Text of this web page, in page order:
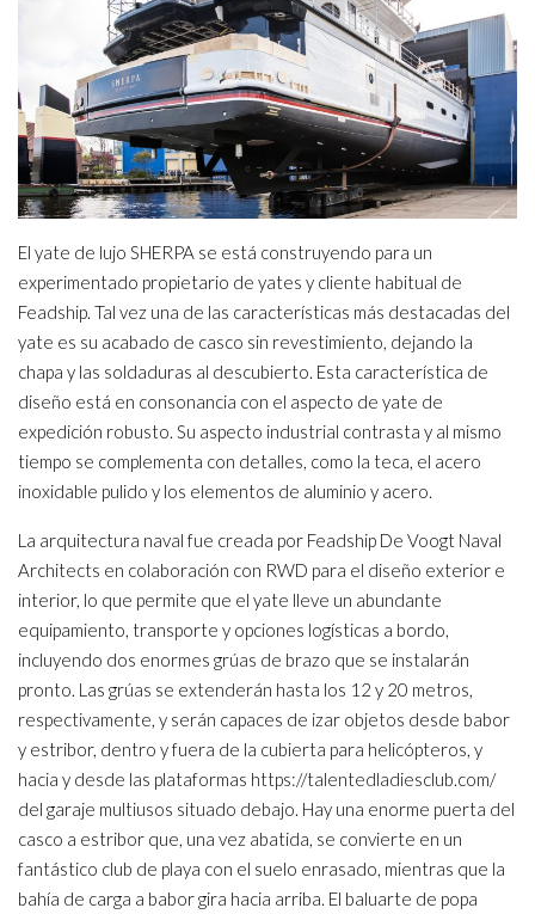
El yate de lujo SHERPA se está construyendo para un
experimentado propietario de yates y cliente habitual de
Feadship. Tal vez una de las características más destacadas del
yate es su acabado de casco sin revestimiento, dejando la
chapa y las soldaduras al descubierto. Esta característica de
diseño está en consonancia con el aspecto de yate de
expedición robusto. Su aspecto industrial contrasta y al mismo
tiempo se complementa con detalles, como la teca, el acero
inoxidable pulido y los elementos de aluminio y acero.
La arquitectura naval fue creada por Feadship De Voogt Naval
Architects en colaboración con RWD para el diseño exterior e
interior, lo que permite que el yate lleve un abundante
equipamiento, transporte y opciones logísticas a bordo,
incluyendo dos enormes grúas de brazo que se instalarán
pronto. Las grúas se extenderán hasta los 12 y 20 metros,
respectivamente, y serán capaces de izar objetos desde babor
y estribor, dentro y fuera de la cubierta para helicópteros, y
hacia y desde las plataformas https://talentedladiesclub.com/
del garaje multiusos situado debajo. Hay una enorme puerta del
casco a estribor que, una vez abatida, se convierte en un
fantástico club de playa con el suelo enrasado, mientras que la
bahía de carga a babor gira hacia arriba. El baluarte de popa